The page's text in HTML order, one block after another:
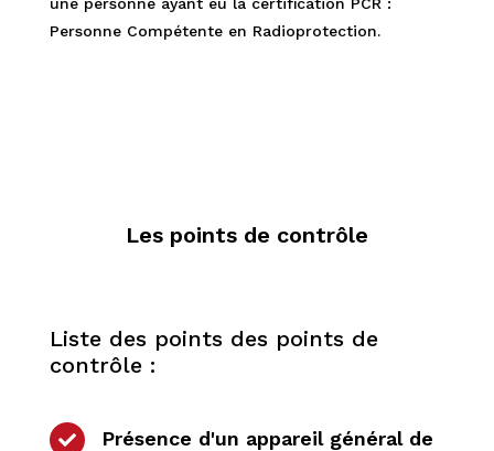
Personne Compétente en Radioprotection.
Les points de contrôle
Liste des points des points de
contrôle :

Présence d'un appareil général de